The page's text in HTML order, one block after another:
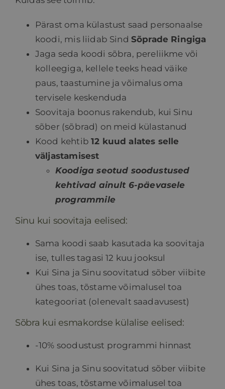
Pärast oma külastust saad personaalse
koodi, mis liidab Sind Sõprade Ringiga
Jaga seda koodi sõbra, pereliikme või
kolleegiga, kellele teeks head väike
paus, taastumine ja võimalus oma
tervisele keskenduda
Soovitaja boonus rakendub, kui Sinu
sõber (sõbrad) on meid külastanud
Kood kehtib12 kuud alates selle
väljastamisest
Koodiga seotud soodustused
kehtivad ainult 6-päevasele
programmile
Sinu kui soovitaja eelised:
Sama koodi saab kasutada ka soovitaja
ise, tulles tagasi 12 kuu jooksul
Kui Sina ja Sinu soovitatud sõber viibite
ühes toas, tõstame võimalusel toa
kategooriat (olenevalt saadavusest)
Sõbra kui esmakordse külalise eelised:
-10% soodustust programmi hinnast
Kui Sina ja Sinu soovitatud sõber viibite
ühes toas, tõstame võimalusel toa